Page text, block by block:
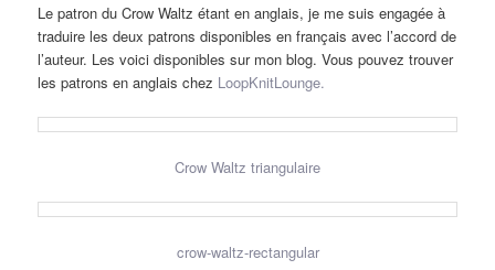
Le patron du Crow Waltz étant en anglais, je me suis engagée à
traduire les deux patrons disponibles en français avec l’accord de
l’auteur. Les voici disponibles sur mon blog. Vous pouvez trouver
les patrons en anglais chez LoopKnitLounge.
Crow Waltz triangulaire
crow-waltz-rectangular